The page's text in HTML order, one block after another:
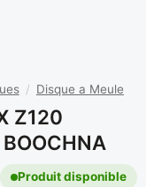
/ Disque a Meule
Z120
Produit disponible